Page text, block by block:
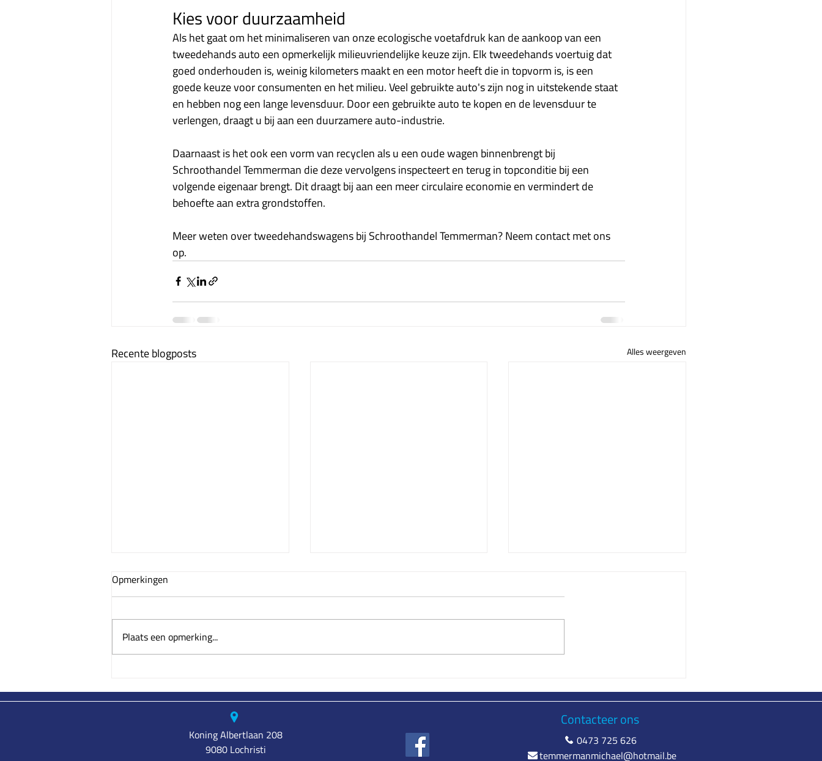
Kies voor duurzaamheid
Als het gaat om het minimaliseren van onze ecologische voetafdruk kan de aankoop van een
tweedehands auto een opmerkelijk milieuvriendelijke keuze zijn. Elk tweedehands voertuig dat
goed onderhouden is, weinig kilometers maakt en een motor heeft die in topvorm is, is een
goede keuze voor consumenten en het milieu. Veel gebruikte auto's zijn nog in uitstekende staat
en hebben nog een lange levensduur. Door een gebruikte auto te kopen en de levensduur te
verlengen, draagt u bij aan een duurzamere auto-industrie.
Daarnaast is het ook een vorm van recyclen als u een oude wagen binnenbrengt bij
Schroothandel Temmerman die deze vervolgens inspecteert en terug in topconditie bij een
volgende eigenaar brengt. Dit draagt bij aan een meer circulaire economie en vermindert de
behoefte aan extra grondstoffen.
Meer weten over tweedehandswagens bij Schroothandel Temmerman? Neem contact met ons
op.
Recente blogposts Alles weergeven
verkopen aan een
professionele opkoper een
herstellen en doorverkopen
metalen?
Opmerkingen
Plaats een opmerking...
Koning Albertlaan 208
9080 Lochristi
Contacteer ons
0473 725 626
temmermanmichael@hotmail.be